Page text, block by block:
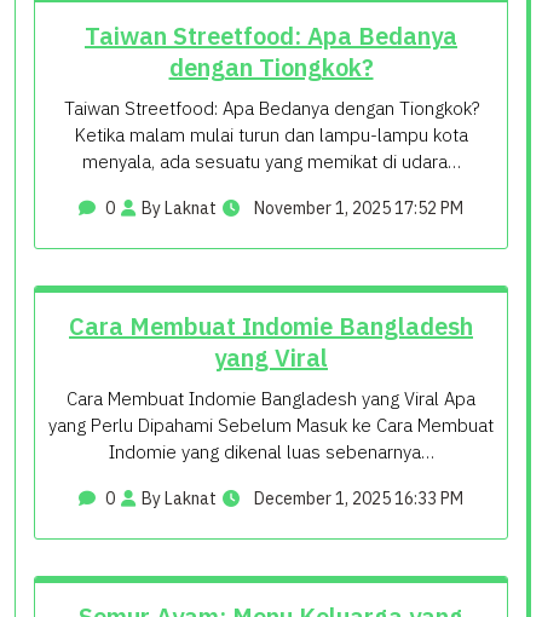
Taiwan Streetfood: Apa Bedanya
dengan Tiongkok?
Taiwan Streetfood: Apa Bedanya dengan Tiongkok?
Ketika malam mulai turun dan lampu-lampu kota
menyala, ada sesuatu yang memikat di udara…
0 By Laknat November 1, 2025 17:52 PM
Cara Membuat Indomie Bangladesh
yang Viral
Cara Membuat Indomie Bangladesh yang Viral Apa
yang Perlu Dipahami Sebelum Masuk ke Cara Membuat
Indomie yang dikenal luas sebenarnya…
0 By Laknat December 1, 2025 16:33 PM